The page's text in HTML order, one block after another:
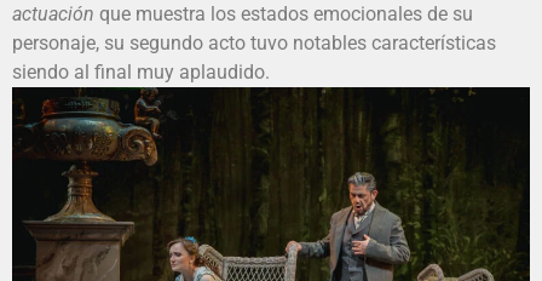
actuación que muestra los estados emocionales de su
personaje, su segundo acto tuvo notables características
siendo al final muy aplaudido.